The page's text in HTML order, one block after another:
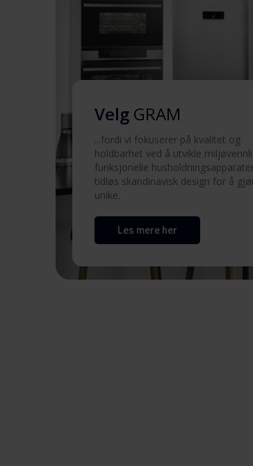
advarsler (EN)
Brukermanual
Brukermanual
Brukermanual
Velg GRAM
...fordi vi fokuserer på kvalitet og
holdbarhet ved å utvikle
funksjonelle
tidløs skandinavisk design for å
unike.
Les mere her